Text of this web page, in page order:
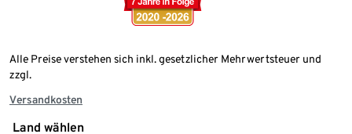
Alle Preise verstehen sich inkl. gesetzlicher Mehrwertsteuer und
zzgl.
Versandkosten
Land wählen